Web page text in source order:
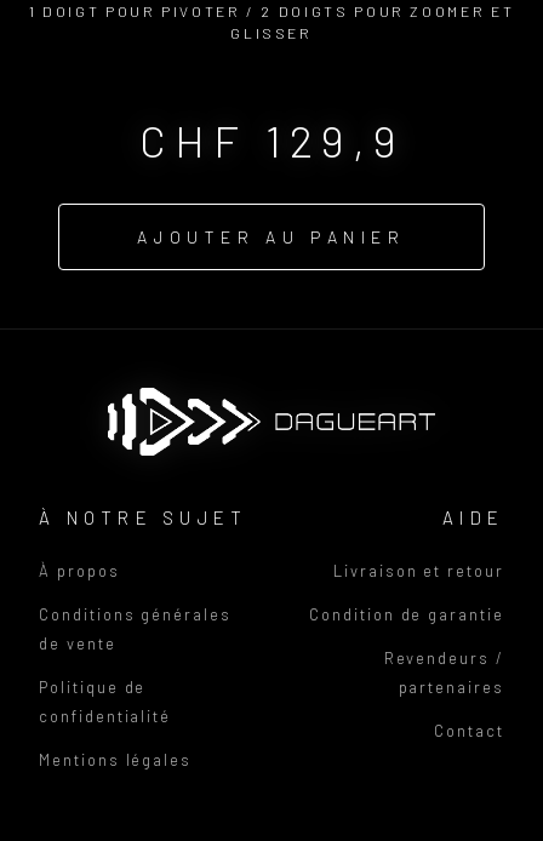
1 DOIGT POUR PIVOTER / 2 DOIGTS POUR ZOOMER ET
GLISSER
CHF 129,9
AJOUTER AU PANIER
À NOTRE SUJET
À propos
Conditions générales
de vente
Politique de
confidentialité
Mentions légales
AIDE
Livraison et retour
Condition de garantie
Revendeurs /
partenaires
Contact